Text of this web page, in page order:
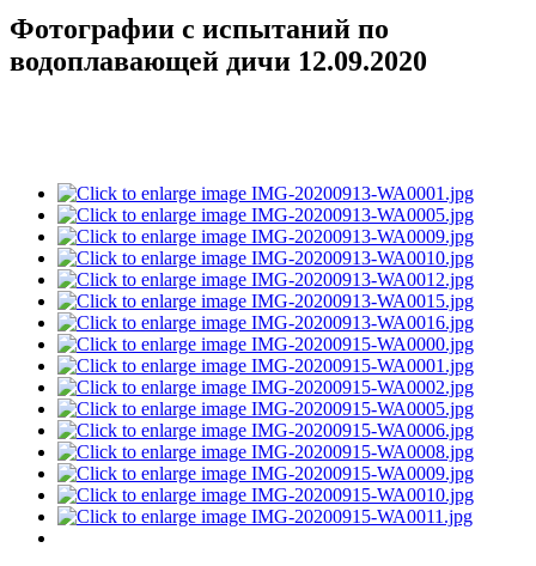
Фотографии с испытаний по
водоплавающей дичи 12.09.2020